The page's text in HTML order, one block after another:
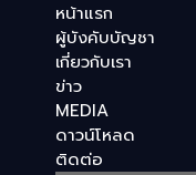
หน้าแรก
ผู้บังคับบัญชา
เกี่ยวกับเรา
ข่าว
MEDIA
ดาวน์โหลด
ติดต่อ